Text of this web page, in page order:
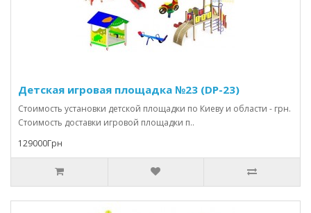
Детская игровая площадка №23 (DP-23)
Стоимость установки детской площадки по Киеву и области - грн.
Стоимость доставки игровой площадки п..
129000Грн